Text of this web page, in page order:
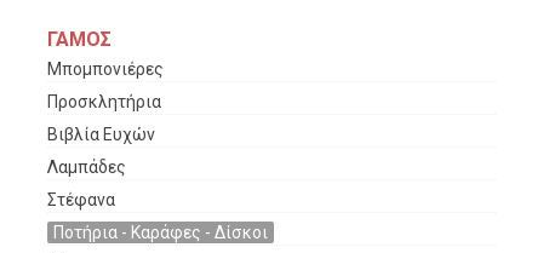
ΓΑΜΟΣ
Μπομπονιέρες
Προσκλητήρια
Βιβλία Ευχών
Λαμπάδες
Στέφανα
Ποτήρια - Καράφες - Δίσκοι